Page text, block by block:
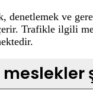
ve
Trafikle ilgili